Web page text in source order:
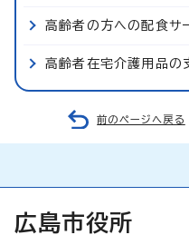
高齢者の方への配食
高齢者在宅介護用品の
前のページへ戻る
広島市役所